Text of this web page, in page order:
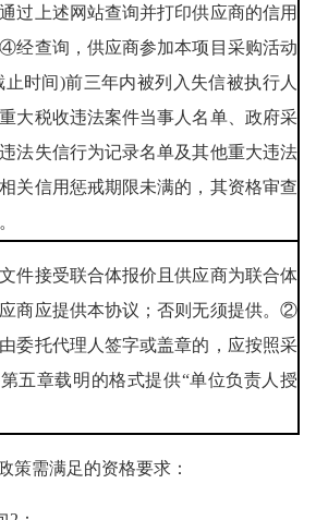
过上述网站查询并打印供应商的信用
经查询，供应商参加本项目采购活动
止时间)前三年内被列入失信被执行人
大税收违法案件当事人名单、政府采
法失信行为记录名单及其他重大违法
关信用惩戒期限未满的，其资格审查
件接受联合体报价且供应商为联合体
商应提供本协议；否则无须提供。②
委托代理人签字或盖章的，应按照采
五章载明的格式提供“单位负责人授
需满足的资格要求：